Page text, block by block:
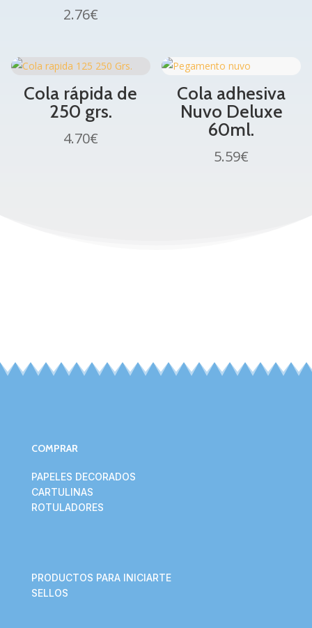
2.76€
Cola rápida de
250 grs.
4.70€
Cola adhesiva
Nuvo Deluxe
60ml.
5.59€
COMPRAR
PAPELES DECORADOS
CARTULINAS
ROTULADORES
PRODUCTOS PARA INICIARTE
SELLOS